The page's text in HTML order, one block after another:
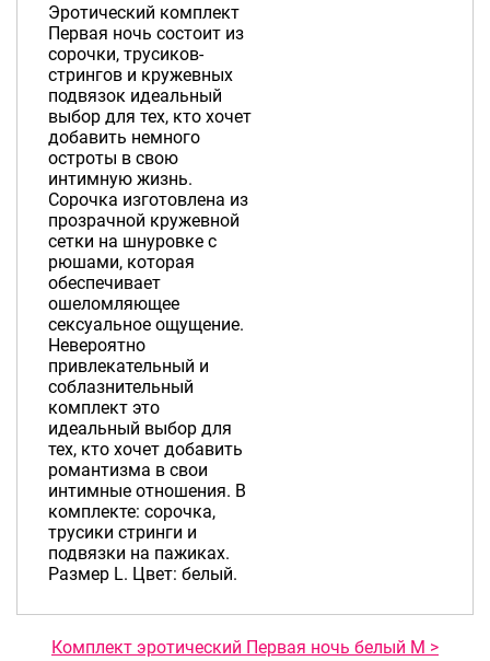
Эротический комплект
Первая ночь состоит из
сорочки, трусиков-
стрингов и кружевных
подвязок идеальный
выбор для тех, кто хочет
добавить немного
остроты в свою
интимную жизнь.
Сорочка изготовлена из
прозрачной кружевной
сетки на шнуровке с
рюшами, которая
обеспечивает
ошеломляющее
сексуальное ощущение.
Невероятно
привлекательный и
соблазнительный
комплект это
идеальный выбор для
тех, кто хочет добавить
романтизма в свои
интимные отношения. В
комплекте: сорочка,
трусики стринги и
подвязки на пажиках.
Размер L. Цвет: белый.
Комплект эротический Первая ночь белый M >